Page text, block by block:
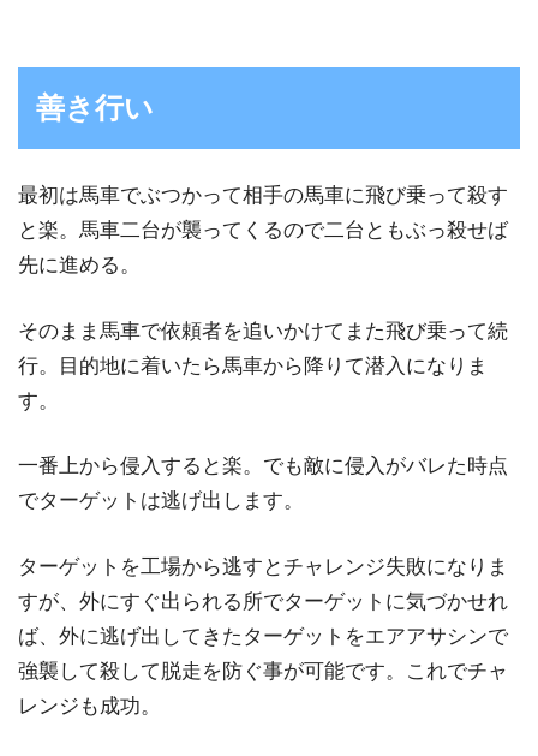
善き行い
最初は馬車でぶつかって相手の馬車に飛び乗って殺す
と楽。馬車二台が襲ってくるので二台ともぶっ殺せば
先に進める。
そのまま馬車で依頼者を追いかけてまた飛び乗って続
行。目的地に着いたら馬車から降りて潜入になりま
す。
一番上から侵入すると楽。でも敵に侵入がバレた時点
でターゲットは逃げ出します。
ターゲットを工場から逃すとチャレンジ失敗になりま
すが、外にすぐ出られる所でターゲットに気づかせれ
ば、外に逃げ出してきたターゲットをエアアサシンで
強襲して殺して脱走を防ぐ事が可能です。これでチャ
レンジも成功。